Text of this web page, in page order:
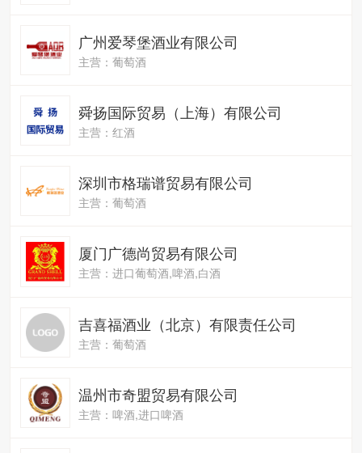
广州爱琴堡酒业有限公司
主营：葡萄酒
舜扬国际贸易（上海）有限公司
主营：红酒
深圳市格瑞谱贸易有限公司
主营：葡萄酒
厦门广德尚贸易有限公司
主营：进口葡萄酒,啤酒,白酒
吉喜福酒业（北京）有限责任公司
主营：葡萄酒
温州市奇盟贸易有限公司
主营：啤酒,进口啤酒